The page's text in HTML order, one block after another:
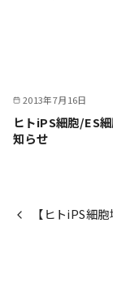
2013年7月16日
ヒトiPS細胞/ES
知らせ
【ヒトiPS細